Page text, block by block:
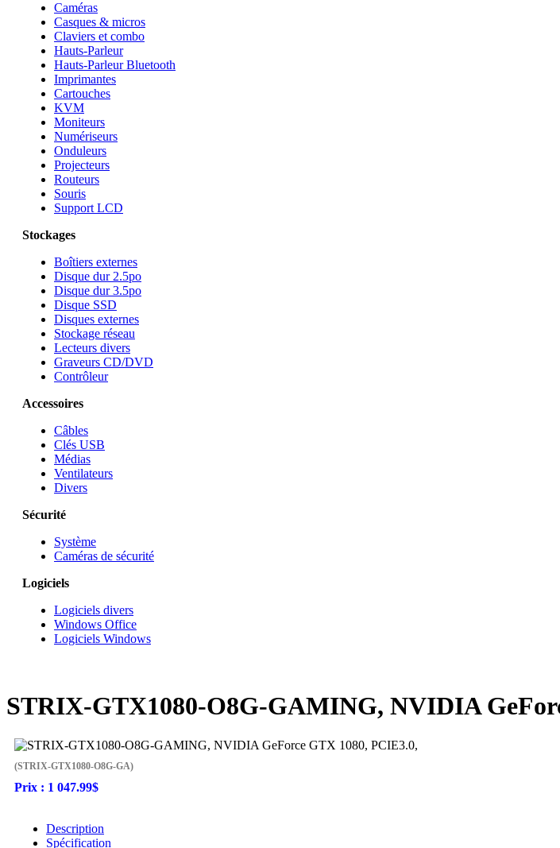
Caméras
Casques & micros
Claviers et combo
Hauts-Parleur
Hauts-Parleur Bluetooth
Imprimantes
Cartouches
KVM
Moniteurs
Numériseurs
Onduleurs
Projecteurs
Routeurs
Souris
Support LCD
Stockages
Boîtiers externes
Disque dur 2.5po
Disque dur 3.5po
Disque SSD
Disques externes
Stockage réseau
Lecteurs divers
Graveurs CD/DVD
Contrôleur
Accessoires
Câbles
Clés USB
Médias
Ventilateurs
Divers
Sécurité
Système
Caméras de sécurité
Logiciels
Logiciels divers
Windows Office
Logiciels Windows
STRIX-GTX1080-O8G-GAMING, NVIDIA
(STRIX-GTX1080-O8G-GA)
Prix : 1 047.99$
Description
Spécification